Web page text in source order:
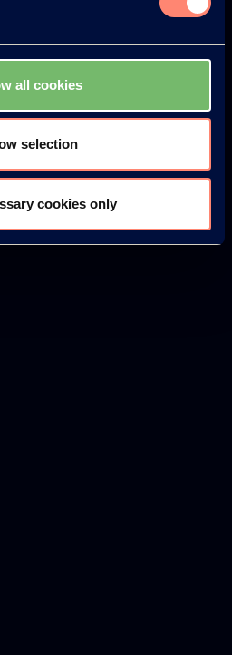
all cookies
selection
cookies only